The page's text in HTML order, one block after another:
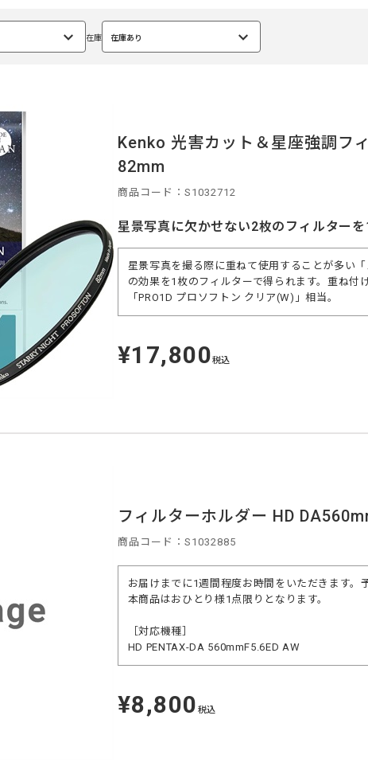
在庫 在庫あり
選
択
Kenko 光害カット＆星座強調フ
82mm
商品コード：S1032712
星景写真に欠かせない2枚のフィルター
星景写真を撮る際に重ねて使用することが多い
の効果を1枚のフィルターで得られます。重ね
「PRO1D プロソフトン クリア(W)」相当。
定
価
¥17,800税込
フィルターホルダー HD
商品コード：S1032885
お届けまでに1週間程度お時間をいただきます。
本商品はおひとり様1点限りとなります。
［対応機種］
HD PENTAX-DA 560mmF5.6ED AW
定
価
¥8,800 税込